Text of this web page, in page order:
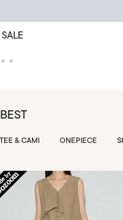
SALE
TEE & CAMI ONEPIECE